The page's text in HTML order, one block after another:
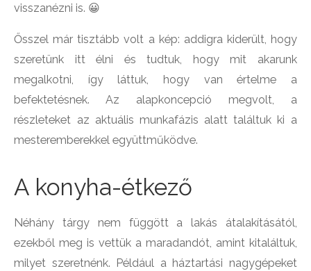
visszanézni is. 😀
Ősszel már tisztább volt a kép: addigra kiderült, hogy
szeretünk itt élni és tudtuk, hogy mit akarunk
megalkotni, így láttuk, hogy van értelme a
befektetésnek. Az alapkoncepció megvolt, a
részleteket az aktuális munkafázis alatt találtuk ki a
mesteremberekkel együttműködve.
A konyha-étkező
Néhány tárgy nem függött a lakás átalakításától,
ezekből meg is vettük a maradandót, amint kitaláltuk,
milyet szeretnénk. Például a háztartási nagygépeket